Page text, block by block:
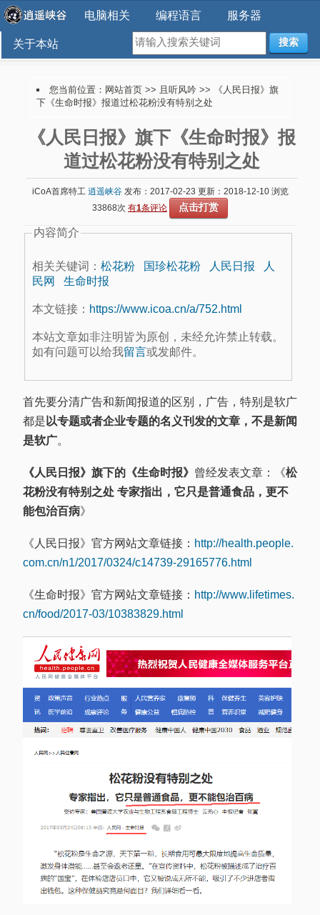
电脑相关 编程语言 服务器
关于本站 搜索
您当前位置： 网站首页 >> 且听风吟 >> 《人民日报》旗
下《生命时报》报道过松花粉没有特别之处
《人民日报》旗下《生命时报》报
道过松花粉没有特别之处
iCoA首席特工 逍遥峡谷发布：2017-02-23 更新：2018-12-10 浏览
33868次 有1条评论 点击打赏
内容简介
相关关键词： 松花粉 国珍松花粉 人民日报
人
民网
生命时报
本文链接： https://www.icoa.cn/a/752.html
本站文章如非注明皆为原创，未经允许禁止转载。
如有问题可以给我留言或发邮件。
首先要分清广告和新闻报道的区别，广告，特别是软广
都是 以专题或者企业专题的名义刊发的文章，不是新闻
是软广。
《人民日报》旗下的《生命时报》 曾经发表文章：《松
花粉没有特别之处 专家指出，它只是普通食品，更不
能包治百病》
《人民日报》官方网站文章链接： http://health.people.
com.cn/n1/2017/0324/c14739-29165776.html
《生命时报》官方网站文章链接： http://www.lifetimes.
cn/food/2017-03/10383829.html